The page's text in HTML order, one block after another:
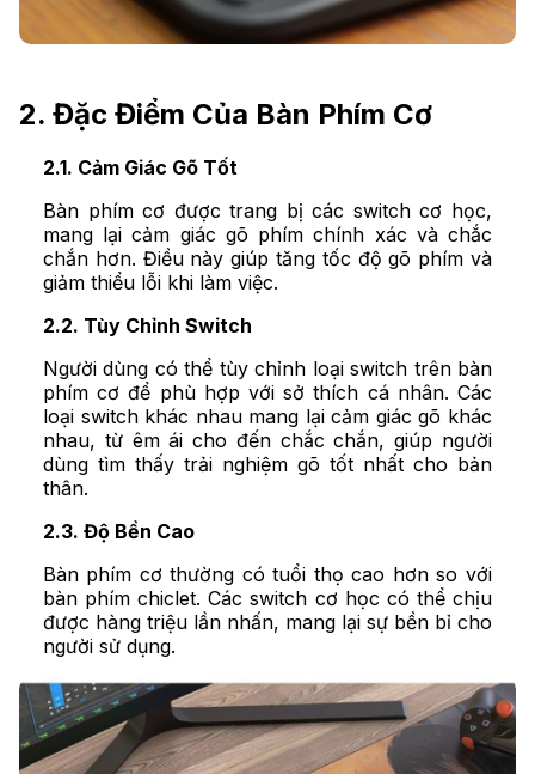
2. Đặc Điểm Của Bàn Phím Cơ
2.1. Cảm Giác Gõ Tốt
Bàn phím cơ được trang bị các switch cơ học,
mang lại cảm giác gõ phím chính xác và chắc
chắn hơn. Điều này giúp tăng tốc độ gõ phím và
giảm thiểu lỗi khi làm việc.
2.2. Tùy Chỉnh Switch
Người dùng có thể tùy chỉnh loại switch trên bàn
phím cơ để phù hợp với sở thích cá nhân. Các
loại switch khác nhau mang lại cảm giác gõ khác
nhau, từ êm ái cho đến chắc chắn, giúp người
dùng tìm thấy trải nghiệm gõ tốt nhất cho bản
thân.
2.3. Độ Bền Cao
Bàn phím cơ thường có tuổi thọ cao hơn so với
bàn phím chiclet. Các switch cơ học có thể chịu
được hàng triệu lần nhấn, mang lại sự bền bỉ cho
người sử dụng.